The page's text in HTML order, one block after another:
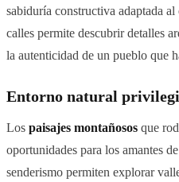
sabiduría constructiva adaptada
calles permite descubrir detalles
la autenticidad de un pueblo que
Entorno natural
Los paisajes montañosos que
oportunidades para los amantes
senderismo permiten explorar